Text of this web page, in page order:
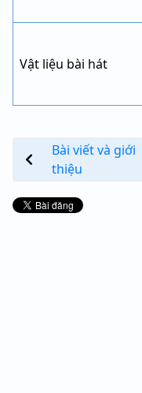
Vật liệu bài hát
Bài viết và giới
thiệu